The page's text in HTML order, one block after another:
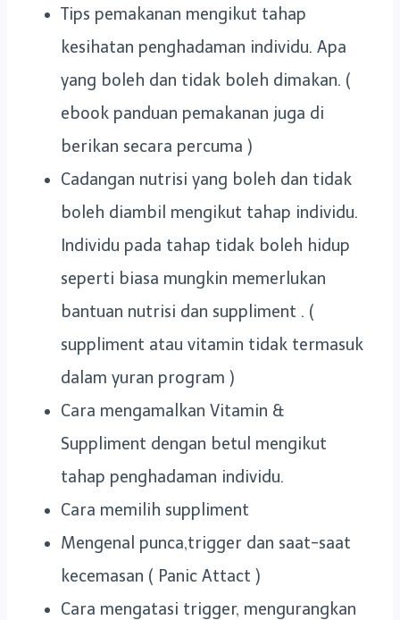
Tips pemakanan mengikut tahap
kesihatan penghadaman individu. Apa
yang boleh dan tidak boleh dimakan. (
ebook panduan pemakanan juga di
berikan secara percuma )
Cadangan nutrisi yang boleh dan tidak
boleh diambil mengikut tahap individu.
Individu pada tahap tidak boleh hidup
seperti biasa mungkin memerlukan
bantuan nutrisi dan suppliment . (
suppliment atau vitamin tidak termasuk
dalam yuran program )
Cara mengamalkan Vitamin &
Suppliment dengan betul mengikut
tahap penghadaman individu.
Cara memilih suppliment
Mengenal punca,trigger dan saat-saat
kecemasan ( Panic Attact )
Cara mengatasi trigger, mengurangkan